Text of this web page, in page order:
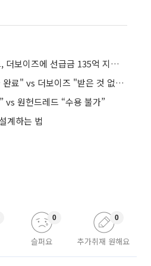
'미지급 의혹' 원헌드레드, 더보이즈에 선급금 135억 지급⋯"업계 최고 대우 해줬는데"
원헌드레드 "정산금 지급 완료" vs 더보이즈 "받은 것 없어"⋯갈등 격화
vs 원헌드레드 “수용 불가”
계하는 법
슬퍼요
0
추가취재 원해요
0